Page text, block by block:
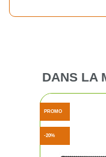
DANS LA
PROMO
-20%